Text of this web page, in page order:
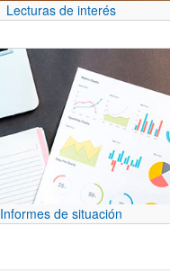
Lecturas de interés
Informes de situación